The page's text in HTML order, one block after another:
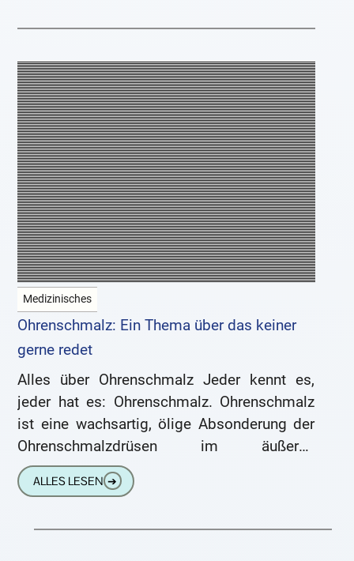
Medizinisches
Ohrenschmalz: Ein Thema über das keiner
gerne redet
Alles über Ohrenschmalz Jeder kennt es,
jeder hat es: Ohrenschmalz. Ohrenschmalz
ist eine wachsartig, ölige Absonderung der
Ohrenschmalzdrüsen im äußeren
Gehörgang. Der medizinische Fachausdruck
für Ohrenschmalz ist Cerumen oder Zerumen
ALLES LESEN ➔